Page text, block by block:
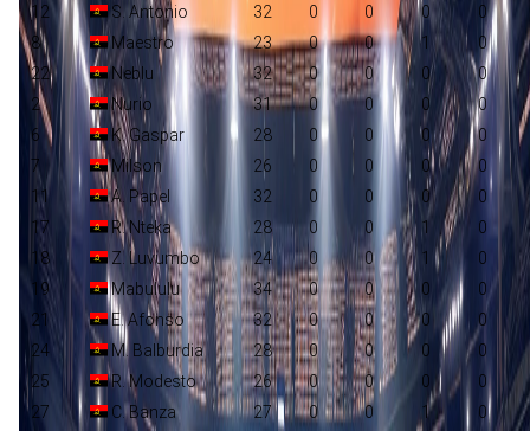
12 S. Antonio 32 0 0 0
0
8
Maestro 23 0 0 1
0
22
Neblu 32 0 0 0
0
2
Nurio 31 0 0 0
0
6
K. Gaspar 28 0 0 0
0
7
Milson 26 0 0 0
0
11
A. Papel 32 0 0 0
0
17
R. Nteka 28 0 0 1
0
18
Z. Luvumbo 24 0 0 1
0
19
Mabululu 34 0 0 0
0
21
E. Afonso 32 0 0 0
0
24
M. Balburdia 28 0 0 0
0
25
R. Modesto 26 0 0 0
0
27
C. Banza 27 0 0 1
0